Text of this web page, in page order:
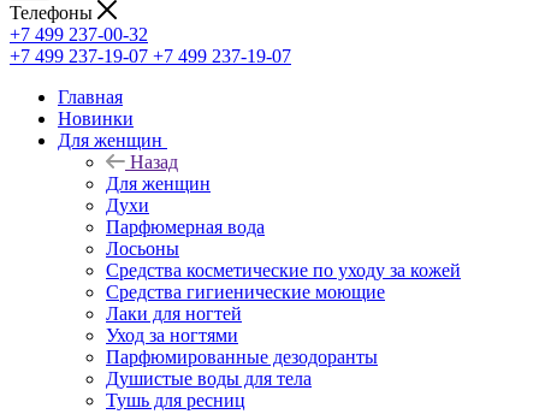
Телефоны
+7 499 237-00-32
+7 499 237-19-07 +7 499 237-19-07
Главная
Новинки
Для женщин
Назад
Для женщин
Духи
Парфюмерная вода
Лосьоны
Средства косметические по уходу за кожей
Средства гигиенические моющие
Лаки для ногтей
Уход за ногтями
Парфюмированные дезодоранты
Душистые воды для тела
Тушь для ресниц